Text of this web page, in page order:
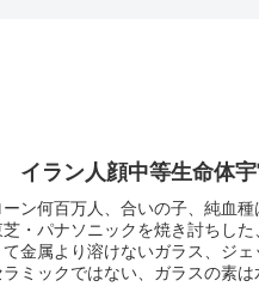
イラン人顔中等生命体宇
ン何百万人、合いの子、純血
・パナソニックを焼き討ちした
金属より溶けないガラス、ジェ
ミックではない、ガラスの素は